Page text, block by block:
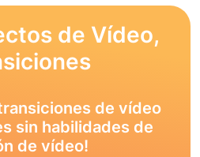
de Vídeo,
de vídeo
sin habilidades de
de vídeo!